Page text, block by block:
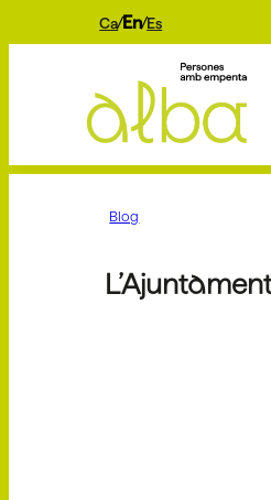
Ca En Es
Blog